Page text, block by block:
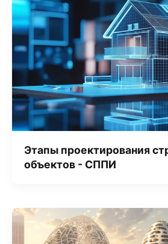
Этапы проектирования
объектов - СППИ